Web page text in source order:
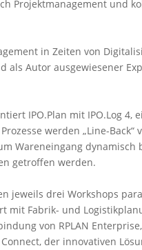
Projektmanagement und
in Zeiten von
als Autor ausgewiesener
IPO.Plan mit IPO.Log
werden „Line-
Wareneingang
getroffen werden.
jeweils drei Workshops
mit Fabrik- und
von RPLAN
der innovativen